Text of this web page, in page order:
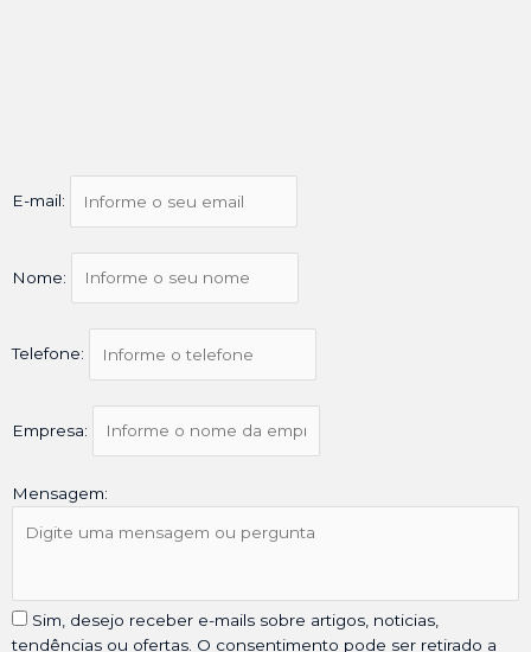
E-mail:
Nome:
Telefone:
Empresa:
Mensagem:
Sim, desejo receber e-mails sobre artigos, noticias,
tendências ou ofertas. O consentimento pode ser retirado a